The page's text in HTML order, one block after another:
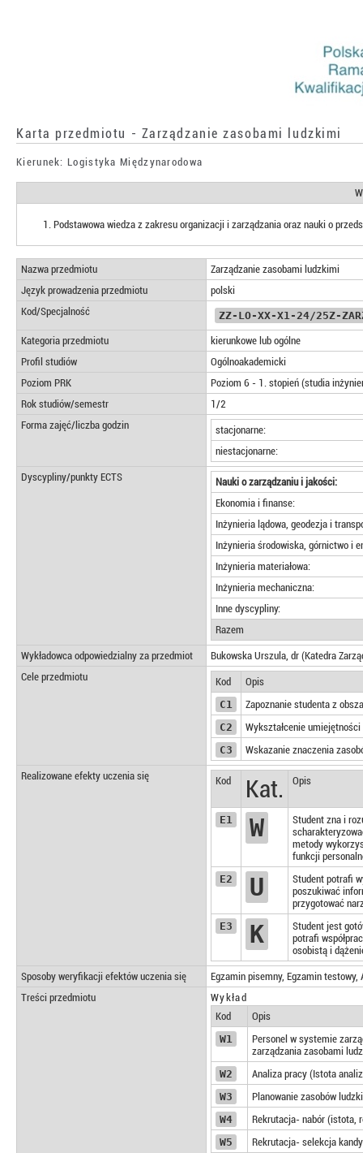
Karta przedmiotu - Zarządzanie zasobami ludzkimi
Kierunek: Logistyka Międzynarodowa
Podstawowa wiedza z zakresu organizacji i zarządzania oraz nauki o
Nazwa przedmiotu
Zarządzanie zasobami ludzkimi
Język prowadzenia przedmiotu
polski
Kod/Specjalność
ZZ-LO-XX-X1-24/25Z-
Kategoria przedmiotu
kierunkowe lub ogólne
Profil studiów
Ogólnoakademicki
Poziom PRK
Poziom 6 - 1. stopień (studia
Rok studiów/semestr
1/2
Forma zajęć/liczba godzin
stacjonarne:
niestacjonarne:
Dyscypliny/punkty ECTS
Nauki o zarządzaniu i jakości:
Ekonomia i finanse:
Inżynieria lądowa, geodezja i
Inżynieria środowiska, górnictwo i
Inżynieria materiałowa:
Inżynieria mechaniczna:
Inne dyscypliny:
Razem
Wykładowca odpowiedzialny za przedmiot
Bukowska Urszula, dr (Katedra
Cele przedmiotu
Kod
Opis
C1
Zapoznanie studenta z
C2
Wykształcenie
C3
Wskazanie znaczenia
Realizowane efekty uczenia się Kod Kat. Opis
E1 W
Student zna i
metody
funkcji
E2
U
Student potrafi
poszukiwać
przygotować
E3
K
Student jest
potrafi
osobistą i
Sposoby weryfikacji efektów uczenia się
Egzamin pisemny, Egzamin
Treści przedmiotu
Wykład
Kod
Opis
W1
Personel w systemie
zarządzania zasobami
W2
Analiza pracy (Istota
W3
Planowanie zasobów
W4
Rekrutacja- nabór (istota,
W5
Rekrutacja- selekcja